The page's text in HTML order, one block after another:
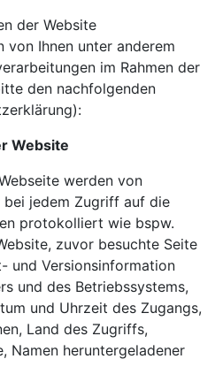
der Website
von Ihnen unter anderem
im Rahmen der
den nachfolgenden
Website
werden von
bei jedem Zugriff auf die
protokolliert wie bspw.
zuvor besuchte Seite
und Versionsinformation
und des Betriebssystems,
und Uhrzeit des Zugangs,
Land des Zugriffs,
Namen heruntergeladener